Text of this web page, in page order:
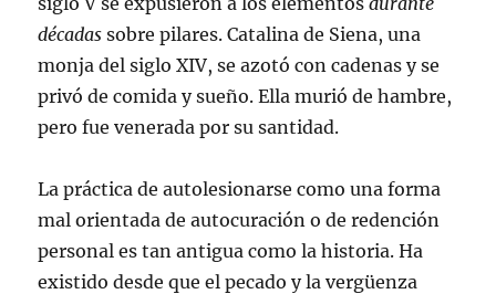
décadas sobre pilares. Catalina de Siena, una
monja del siglo XIV, se azotó con cadenas y se
privó de comida y sueño. Ella murió de hambre,
pero fue venerada por su santidad.
La práctica de autolesionarse como una forma
mal orientada de autocuración o de redención
personal es tan antigua como la historia. Ha
existido desde que el pecado y la vergüenza